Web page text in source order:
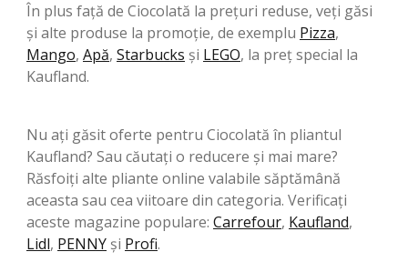
În plus față de Ciocolată la prețuri reduse, veți găsi
și alte produse la promoție, de exemplu Pizza,
Mango, Apă, Starbucks şi LEGO, la preț special la
Kaufland.
Nu ați găsit oferte pentru Ciocolată în pliantul
Kaufland? Sau căutați o reducere și mai mare?
Răsfoiți alte pliante online valabile săptămână
aceasta sau cea viitoare din categoria. Verificați
aceste magazine populare: Carrefour, Kaufland,
Lidl, PENNY şi Profi.